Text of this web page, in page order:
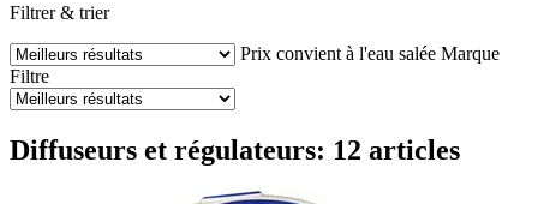
Filtrer & trier
Prix convient à l'eau salée Marque
Filtre
Diffuseurs et régulateurs: 12 articles